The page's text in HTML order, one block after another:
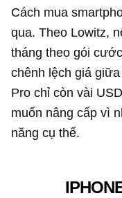
Cách mua
qua. Theo Lowitz,
tháng theo gói
chênh lệch giá
Pro chỉ còn vài
muốn nâng cấp vì
năng cụ thể.